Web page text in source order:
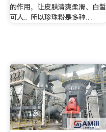
的作用，让皮肤清爽柔滑、白皙
可人。所以珍珠粉是多种…